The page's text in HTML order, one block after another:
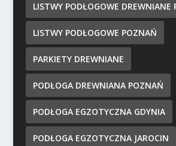
LISTWY PODŁOGOWE DREWNIANE
LISTWY PODŁOGOWE POZNAŃ
PARKIETY DREWNIANE
PODŁOGA DREWNIANA POZNAŃ
PODŁOGA EGZOTYCZNA GDYNIA
PODŁOGA EGZOTYCZNA JAROCIN